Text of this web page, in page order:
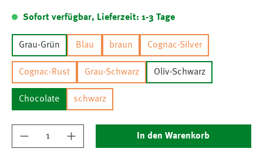
Sofort verfügbar, Lieferzeit: 1-3 Tage
Grau-Grün Blau braun Cognac-Silver
Cognac-Rust Grau-Schwarz Oliv-Schwarz
Chocolate schwarz
Produkt Anzahl: Gib den gewünschten Wert
In den Warenkorb